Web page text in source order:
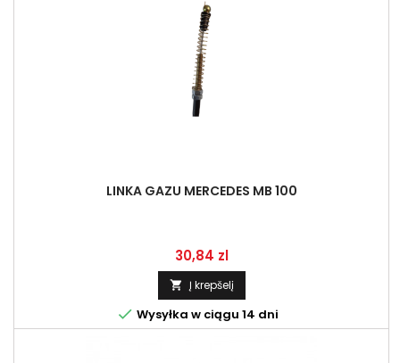
LINKA GAZU MERCEDES MB 100
Kaina
30,84 zl
 Į krepšelį
 Wysyłka w ciągu 14 dni